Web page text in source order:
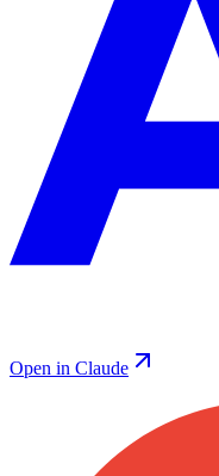
Open in Claude